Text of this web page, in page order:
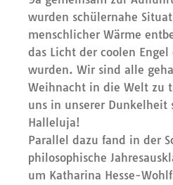
wurden schülernahe
menschlicher Wärme
das Licht der coolen
wurden. Wir sind alle
Weihnacht in die Welt zu
uns in unserer Dunkelheit
Halleluja!
Parallel dazu fand in der
philosophische
um Katharina Hesse-